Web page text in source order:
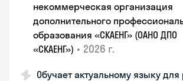
некоммерческая организация
дополнительного
образования «СКАЕНГ» (ОАНО ДПО
«СКАЕНГ») • 2026 г.
Обучает актуальному языку